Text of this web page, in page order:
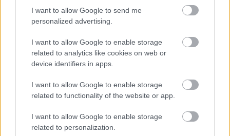
I want to allow Google to send me
personalized advertising.
I want to allow Google to enable storage
related to analytics like cookies on web or
device identifiers in apps.
I want to allow Google to enable storage
related to functionality of the website or app.
I want to allow Google to enable storage
related to personalization.
Kaikkien tuotteiden tai palveluiden
listaaminen samalle sivulle ranskalaisilla
hakukonenäkyvyyttä ajatellen, jos yritys
haluaa löytyä Googlesta muillakin
hakutulosten kärkisijoille halutuilla avainsanoilla
voi viedä aikaa, jos kilpailutilanne on kova.